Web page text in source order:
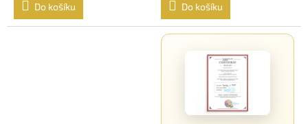
Michael Bay 24
Do košíku Do košíku